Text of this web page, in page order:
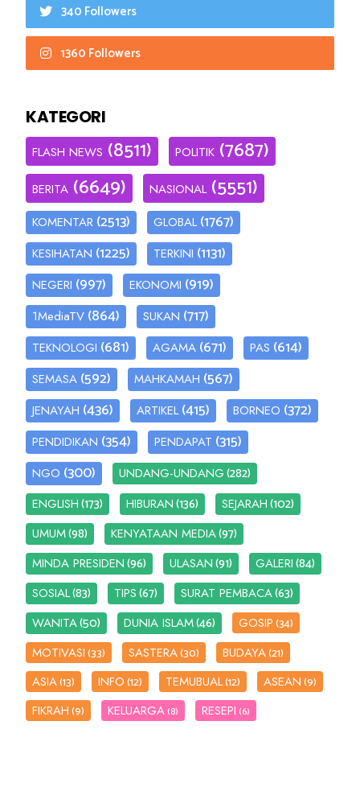
340 Followers
1360 Followers
KATEGORI
FLASH NEWS (8511) POLITIK (7687)
BERITA (6649) NASIONAL (5551)
KOMENTAR (2513) GLOBAL (1767)
KESIHATAN (1225) TERKINI (1131)
NEGERI (997) EKONOMI (919)
1MediaTV (864) SUKAN (717)
TEKNOLOGI (681) AGAMA (671) PAS (614)
SEMASA (592) MAHKAMAH (567)
JENAYAH (436) ARTIKEL (415) BORNEO (372)
PENDIDIKAN (354) PENDAPAT (315)
NGO (300) UNDANG-UNDANG(282)
ENGLISH(173) HIBURAN(136) SEJARAH(102)
UMUM(98) KENYATAAN MEDIA(97)
MINDA PRESIDEN(96) ULASAN(91) GALERI(84)
SOSIAL(83) TIPS(67) SURAT PEMBACA(63)
WANITA(50) DUNIA ISLAM(46) GOSIP(34)
MOTIVASI(33) SASTERA(30) BUDAYA(21)
ASIA(13) INFO(12) TEMUBUAL(12) ASEAN(9)
FIKRAH(9) KELUARGA (8) RESEPI (6)